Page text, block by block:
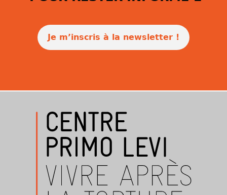
Je m’inscris à la newsletter !